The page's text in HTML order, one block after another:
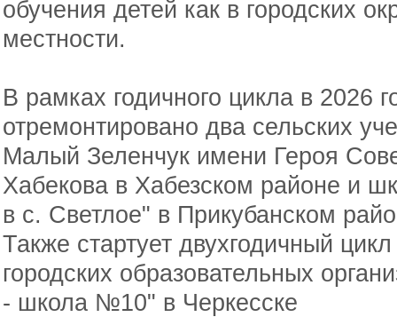
обучения детей как в городских
местности.
В рамках годичного цикла в 2026
отремонтировано два сельских
Малый Зеленчук имени Героя
Хабекова в Хабезском районе и
в с. Светлое" в Прикубанском
Также стартует двухгодичный
городских образовательных
- школа №10" в Черкесске